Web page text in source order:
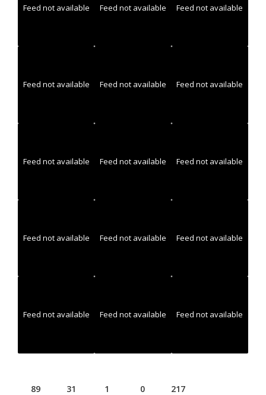
Feed not available Feed not available Feed not available
Feed not available Feed not available Feed not available
Feed not available Feed not available Feed not available
Feed not available Feed not available Feed not available
Feed not available Feed not available Feed not available
89 31 1 0 217